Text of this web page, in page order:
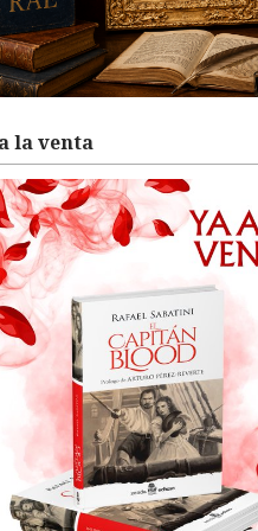
la venta